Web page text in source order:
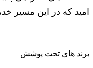
امید که در این مسیر
برند های تحت پوشش